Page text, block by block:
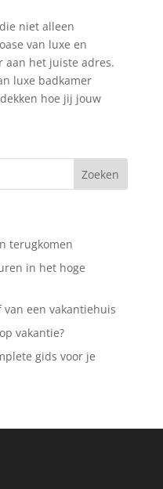
niet alleen
van luxe en
aan het juiste adres.
luxe badkamer
hoe jij jouw
terugkomen
in het hoge
een vakantiehuis
vakantie?
gids voor je